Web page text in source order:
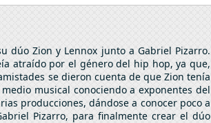
dúo Zion y Lennox junto a Gabriel Pizarro.
atraído por el género del hip hop, ya que,
se dieron cuenta de que Zion tenía
musical conociendo a exponentes del
producciones, dándose a conocer poco a
Pizarro, para finalmente crear el dúo